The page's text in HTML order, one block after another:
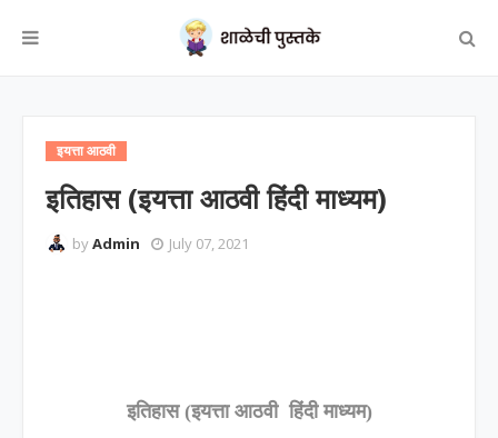
इयत्ता आठवी
इतिहास (इयत्ता आठवी हिंदी माध्यम)
byAdmin July 07, 2021
इतिहास (इयत्ता आठवी हिंदी माध्यम)